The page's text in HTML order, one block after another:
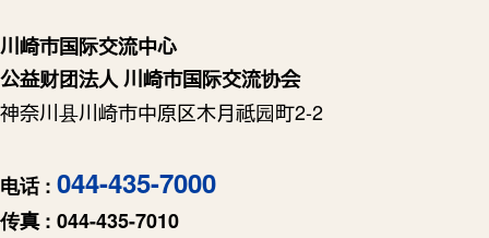
川崎市国际交流中心
公益财团法人 川崎市国际交流协会
神奈川县川崎市中原区木月祗园町2-2
电话 : 044-435-7000
传真 : 044-435-7010